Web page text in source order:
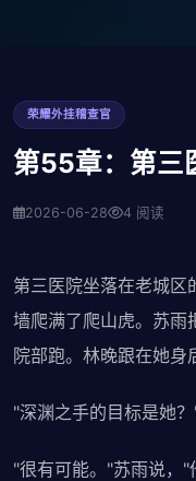
荣耀外挂稽查官
第55章：第三
2026-06-28 4 阅读
第三医院坐落在老城区
墙爬满了爬山虎。苏雨
院部跑。林晚跟在她身
"深渊之手的目标是她
"很有可能。"苏雨说，